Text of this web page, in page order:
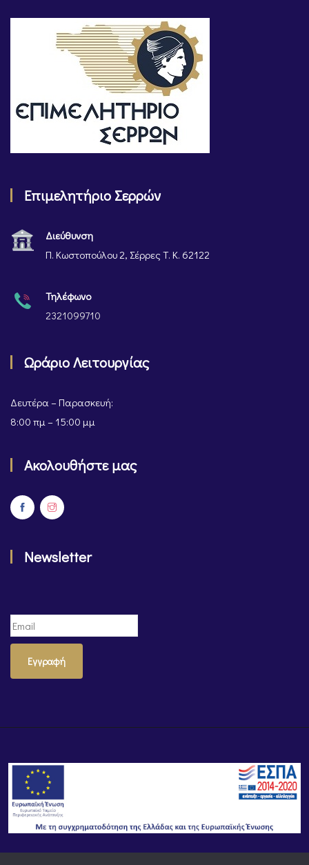
Επιμελητήριο Σερρών
Διεύθυνση
Π. Κωστοπούλου 2, Σέρρες Τ. Κ. 62122
Τηλέφωνο
2321099710
Ωράριο Λειτουργίας
Δευτέρα – Παρασκευή:
8:00 πμ – 15:00 μμ
Ακολουθήστε μας
Newsletter
Εγγραφή